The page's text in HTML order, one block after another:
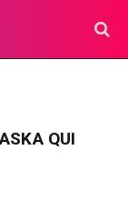
QUI